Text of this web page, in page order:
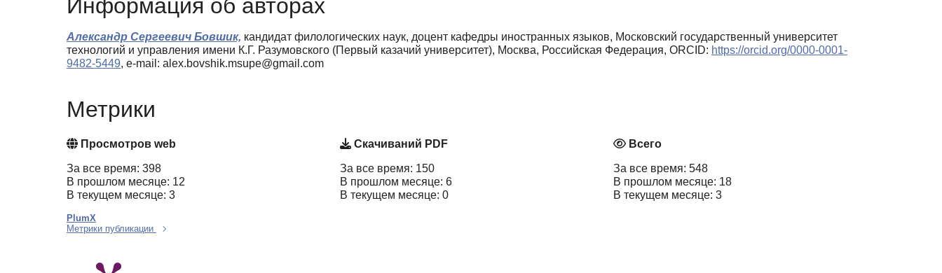
Информация об авторах
Александр Сергеевич Бовшик, кандидат филологических наук, доцент кафедры иностранных языков, Московский государственный университет
технологий и управления имени К.Г. Разумовского (Первый казачий университет), Москва, Российская Федерация, ORCID: https://orcid.org/0000-0001-
9482-5449, e-mail: alex.bovshik.msupe@gmail.com
Метрики
Просмотров web
За все время: 398
В прошлом месяце: 12
В текущем месяце: 3
Скачиваний PDF
За все время: 150
В прошлом месяце: 6
В текущем месяце: 0
Всего
За все время: 548
В прошлом месяце: 18
В текущем месяце: 3
PlumX
Метрики публикации